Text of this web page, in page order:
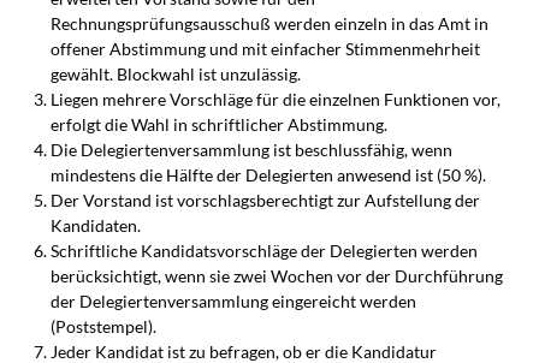
Rechnungsprüfungsausschuß werden einzeln in das Amt in
offener Abstimmung und mit einfacher Stimmenmehrheit
gewählt. Blockwahl ist unzulässig.
Liegen mehrere Vorschläge für die einzelnen Funktionen vor,
erfolgt die Wahl in schriftlicher Abstimmung.
Die Delegiertenversammlung ist beschlussfähig, wenn
mindestens die Hälfte der Delegierten anwesend ist (50 %).
Der Vorstand ist vorschlagsberechtigt zur Aufstellung der
Kandidaten.
Schriftliche Kandidatsvorschläge der Delegierten werden
berücksichtigt, wenn sie zwei Wochen vor der Durchführung
der Delegiertenversammlung eingereicht werden
(Poststempel).
Jeder Kandidat ist zu befragen, ob er die Kandidatur